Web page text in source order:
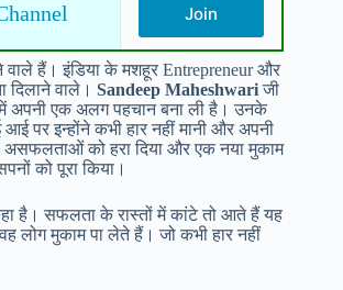
Join
वाले हैं। इंडिया के मशहूर Entrepreneur और
वाले। Sandeep Maheshwariजी
में अपनी एक अलग पहचान बना ली है। उनके
पर इन्होंने कभी हार नहीं मानी और अपनी
को हरा दिया और एक नया मुकाम
को पूरा किया।
है। सफलता के रास्तों में कांटे तो आते हैं यह
लोग मुकाम पा लेते हैं। जो कभी हार नहीं